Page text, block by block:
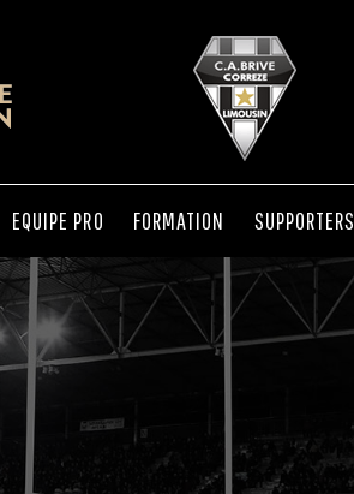
EQUIPE PRO FORMATION SUPPORTERS